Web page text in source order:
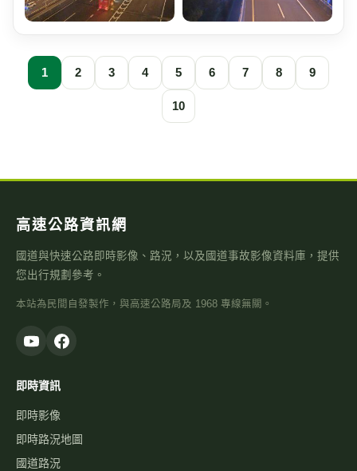
1 2 3 4 5 6 7 8 9
10
高速公路資訊網
國道與快速公路即時影像、路況，以及國道事故影像資料庫，提供
您出行規劃參考。
本站為民間自發製作，與高速公路局及 1968 專線無關。
即時資訊
即時影像
即時路況地圖
國道路況